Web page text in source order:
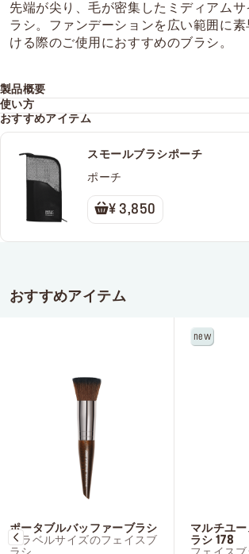
先端が尖り、毛が密集したミディアムサ
ラシ。ファンデーションを広い範囲に
ける際のご使用におすすめのブラシ。
製品概要
使い方
おすすめアイテム
スモールブラシポーチ
ポーチ
¥ 3,850
おすすめアイテム
ポータブルバッファーブラシ
トラベルサイズのフェイスブ
new
マルチユ
ラシ 178